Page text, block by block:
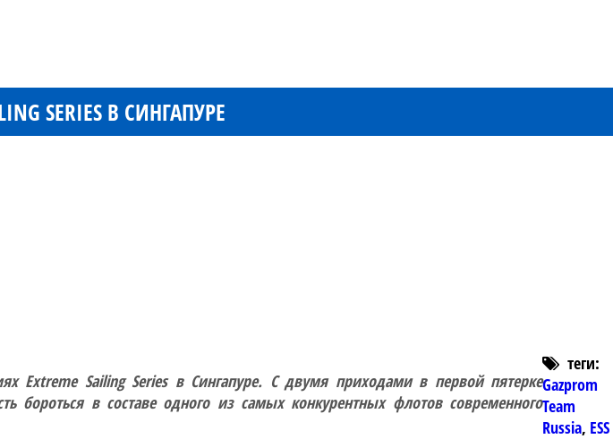
SERIES В СИНГАПУРЕ
Extreme Sailing Series в Сингапуре. С двумя приходами в первой пятерке
в составе одного из самых конкурентных флотов современного
теги:
Gazprom
Team
Russia, ESS